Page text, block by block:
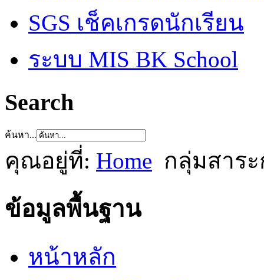
SGS เช็คเกรดนักเรียน
ระบบ MIS BK School
Search
ค้นหา...
คุณอยู่ที่: Home กลุ่มสาร
ข้อมูลพื้นฐาน
หน้าหลัก